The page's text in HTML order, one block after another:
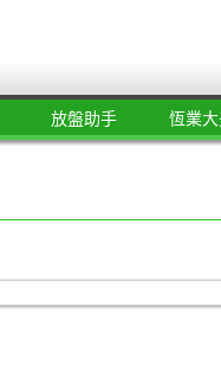
放盤助手 恆業大